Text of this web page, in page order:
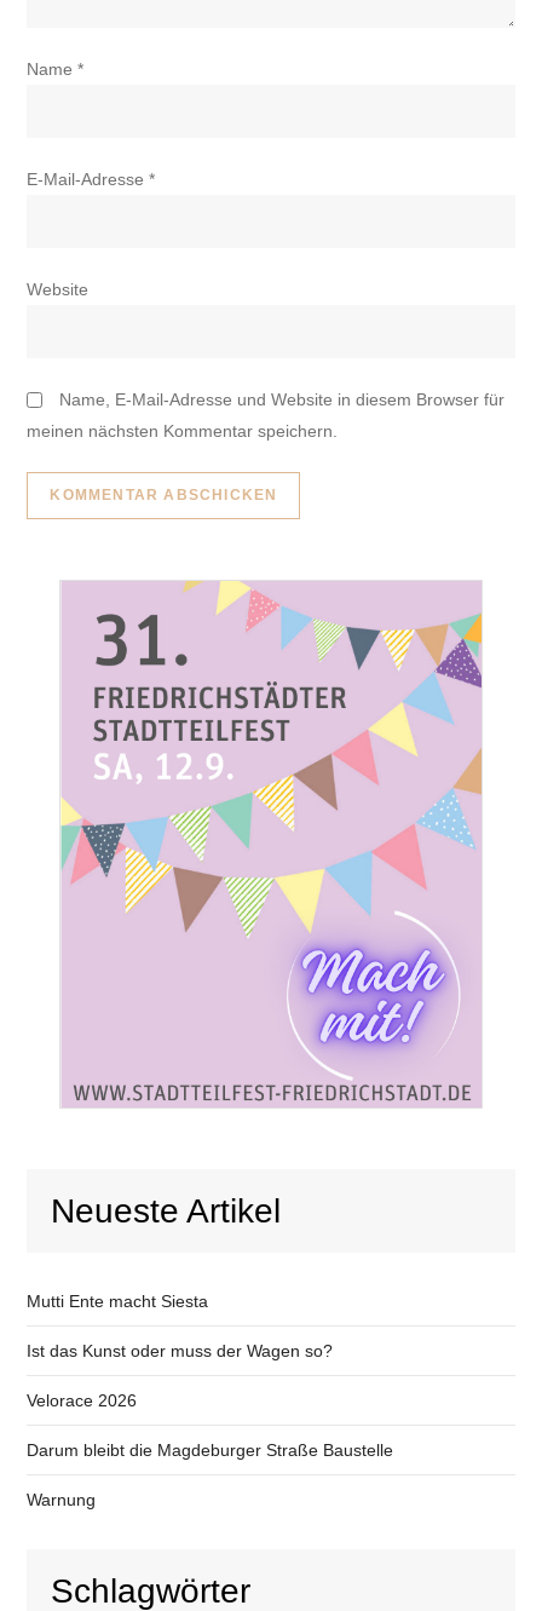
Name*
E-Mail-Adresse*
Website
Name, E-Mail-Adresse und Website in diesem Browser für
meinen nächsten Kommentar speichern.
Neueste Artikel
Mutti Ente macht Siesta
Ist das Kunst oder muss der Wagen so?
Velorace 2026
Darum bleibt die Magdeburger Straße Baustelle
Warnung
Schlagwörter